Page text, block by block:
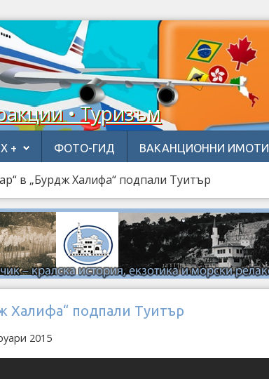
• Туризъм
+ ФОТО-ГИД ВАКАНЦИОННИ ИМОТИ
в „Бурдж Халифа“ подпали Туитър
Халифа“ подпали Туитър
2015